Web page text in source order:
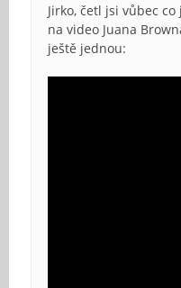
Jirko, četl jsi vůbec
na video Juana
ještě jednou: